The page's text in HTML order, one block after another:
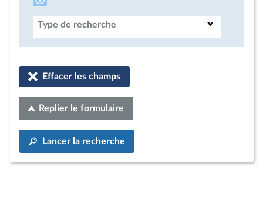
Type de recherche
Effacer les champs
Replier le formulaire
Lancer la recherche